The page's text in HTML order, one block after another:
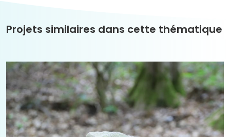
Projets similaires dans cette thématique